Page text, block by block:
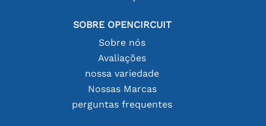
SOBRE OPENCIRCUIT
Sobre nós
Avaliações
nossa variedade
Nossas Marcas
perguntas frequentes